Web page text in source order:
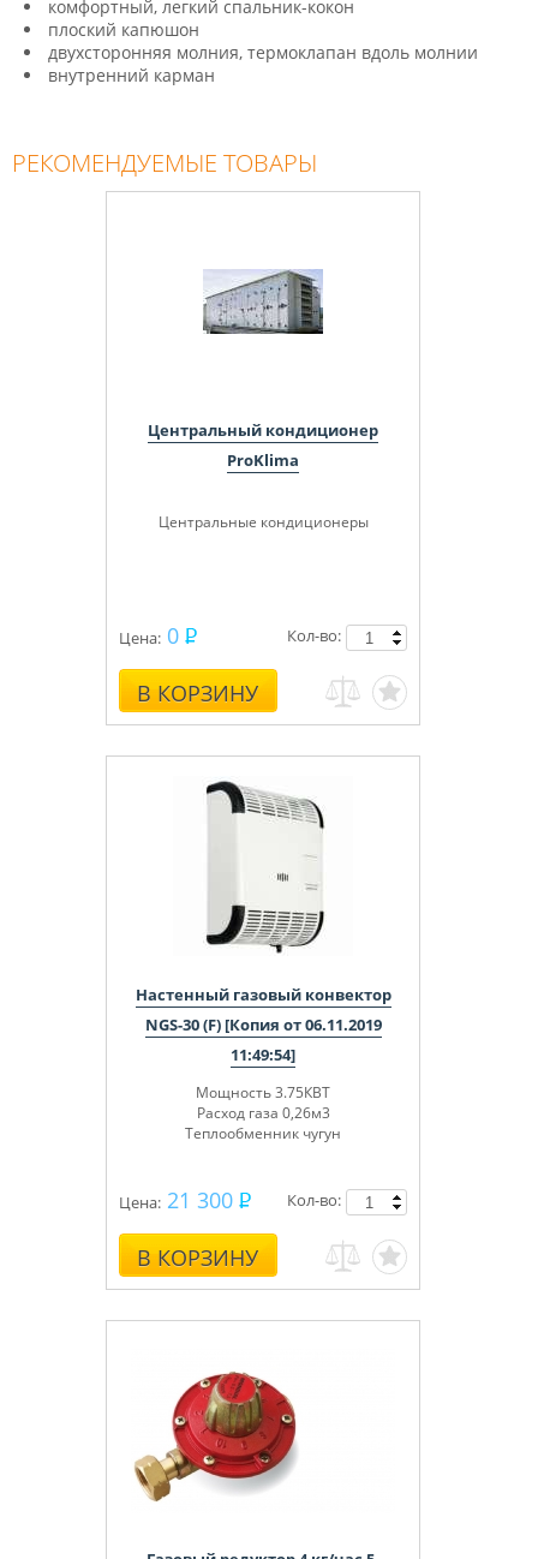
комфортный, легкий спальник-кокон
плоский капюшон
двухсторонняя молния, термоклапан вдоль молнии
внутренний карман
РЕКОМЕНДУЕМЫЕ ТОВАРЫ
Центральный кондиционер
ProKlima
Центральные кондиционеры
Цена: 0
В КОРЗИНУ
Кол-во:
Настенный газовый конвектор
NGS-30 (F) [Копия от 06.11.2019
11:49:54]
Мощность 3.75КВТ
Расход газа 0,26м3
Теплообменник чугун
Цена: 21 300
В КОРЗИНУ
Кол-во: